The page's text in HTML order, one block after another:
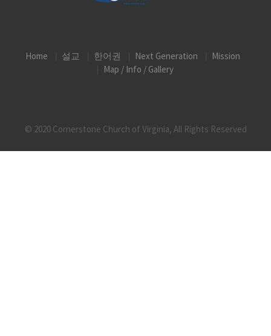
Home 설교 한어권 Next Generation
Mission
Map / Info / Gallery
© 2020 Cornerstone Church of Virginia, All Rights Reserved